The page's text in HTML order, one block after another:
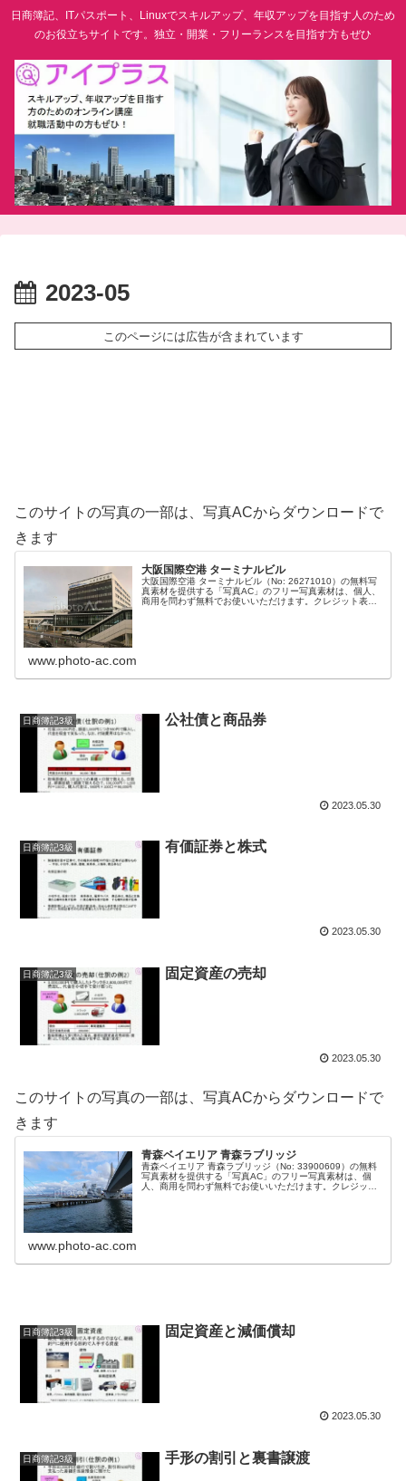
日商簿記、ITパスポート、Linuxでスキルアップ、年収アップを目指す人のため
のお役立ちサイトです。独立・開業・フリーランスを目指す方もぜひ
2023-05
このページには広告が含まれています
このサイトの写真の一部は、写真ACからダウンロードで
きます
大阪国際空港 ターミナルビル
大阪国際空港 ターミナルビル（No: 26271010）の無料写
真素材を提供する「写真AC」のフリー写真素材は、個人、
商用を問わず無料でお使いいただけます。クレジット表記
www.photo-ac.com
日商簿記3級 公社債と商品券
2023.05.30
日商簿記3級 有価証券と株式
2023.05.30
日商簿記3級 固定資産の売却
2023.05.30
このサイトの写真の一部は、写真ACからダウンロードで
きます
青森ベイエリア 青森ラブリッジ
青森ベイエリア 青森ラブリッジ（No: 33900609）の無料
写真素材を提供する「写真AC」のフリー写真素材は、個
人、商用を問わず無料でお使いいただけます。クレジット
www.photo-ac.com
日商簿記3級 固定資産と減価償却
2023.05.30
日商簿記3級 手形の割引と裏書譲渡